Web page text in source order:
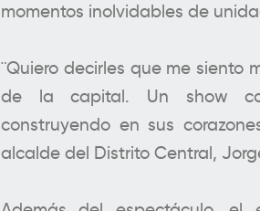
momentos inolvidables de
¨Quiero decirles que me siento
de la capital. Un show
construyendo en sus
alcalde del Distrito Central,